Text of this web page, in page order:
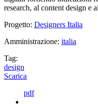
research, al content design e
Progetto: Designers Italia
Amministrazione: italia
Tag:
design
Scarica
pdf